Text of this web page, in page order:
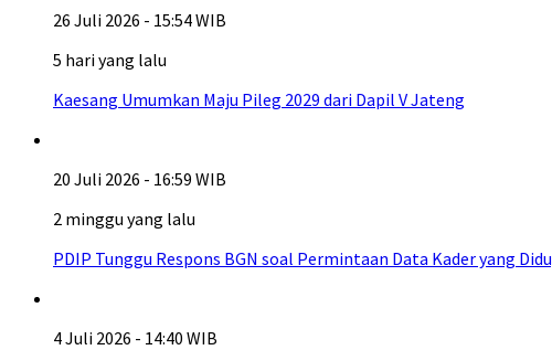
26 Juli 2026 - 15:54 WIB
5 hari yang lalu
Kaesang Umumkan Maju Pileg 2029 dari Dapil V Jateng
20 Juli 2026 - 16:59 WIB
2 minggu yang lalu
PDIP Tunggu Respons BGN soal Permintaan Data Kader yang
4 Juli 2026 - 14:40 WIB